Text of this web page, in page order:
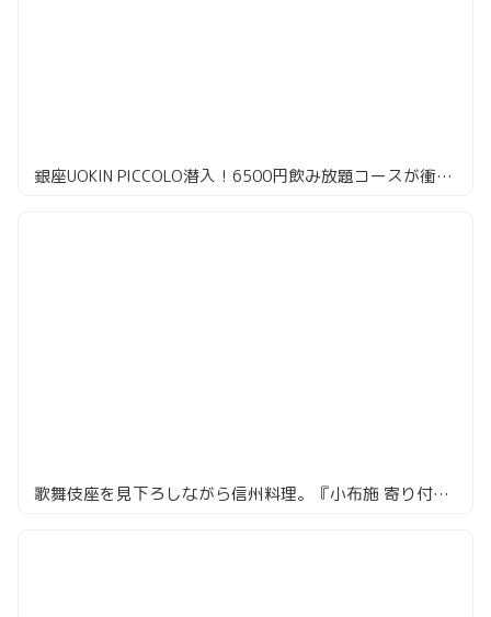
銀座UOKIN PICCOLO潜入！6500円飲み放題コースが衝撃のコスパ
歌舞伎座を見下ろしながら信州料理。『小布施 寄り付き料理 蔵部 銀座』で江戸の酒蔵文化